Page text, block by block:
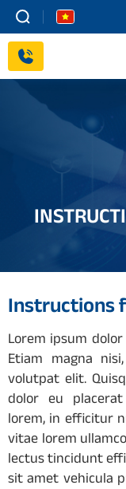
Skip
content
Instructions
Lorem ipsum
Etiam magna
volutpat elit.
dolor eu
lorem, in efficitur
vitae lorem
lectus tincidunt
sit amet vehicula